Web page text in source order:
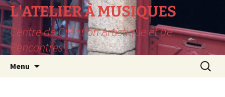
L'ATELIER À MUSIQUES
Centre de Création Artistique et de
Rencontres
Menu